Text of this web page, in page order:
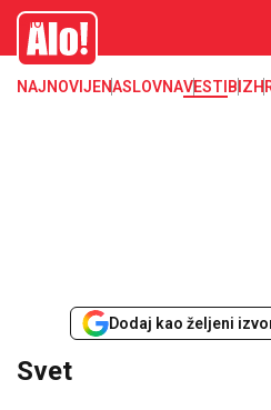
Svet, Ruske vesti, Planeta, Region
Alo
NAJNOVIJENASLOVNAVESTI BIZ
Dodaj kao željeni
Svet